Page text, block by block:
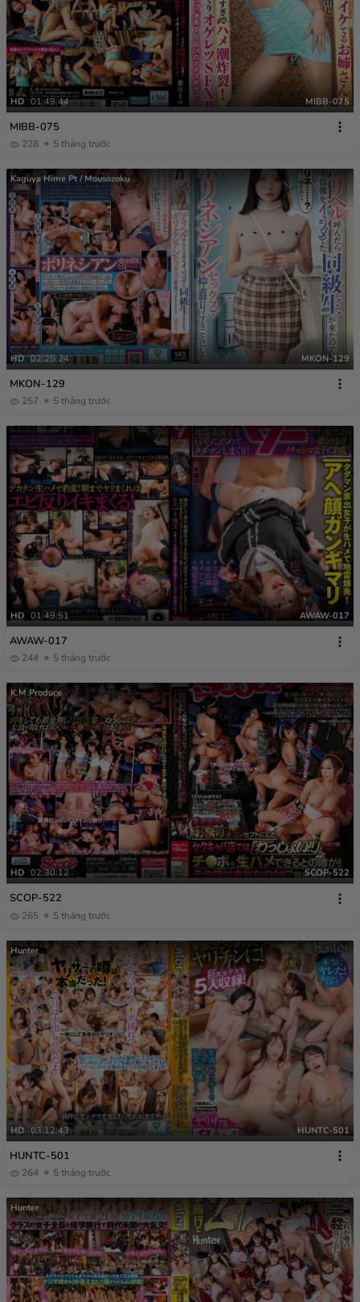
HD 01:49:44 MIBB-075
MIBB-075
228 5 tháng trước
Kaguya Hime Pt / Mousozoku
HD 02:25:24 MKON-129
MKON-129
257 5 tháng trước
HD 01:49:51 AWAW-017
AWAW-017
244 5 tháng trước
K.M.Produce
HD 02:30:12 SCOP-522
SCOP-522
265 5 tháng trước
Hunter
HD 03:12:43 HUNTC-501
HUNTC-501
264 5 tháng trước
Hunter